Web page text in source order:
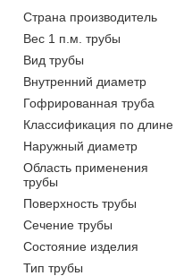
Страна производитель
Вес 1 п.м. трубы
Вид трубы
Внутренний диаметр
Гофрированная труба
Классификация по длине
Наружный диаметр
Область применения
трубы
Поверхность трубы
Сечение трубы
Состояние изделия
Тип трубы